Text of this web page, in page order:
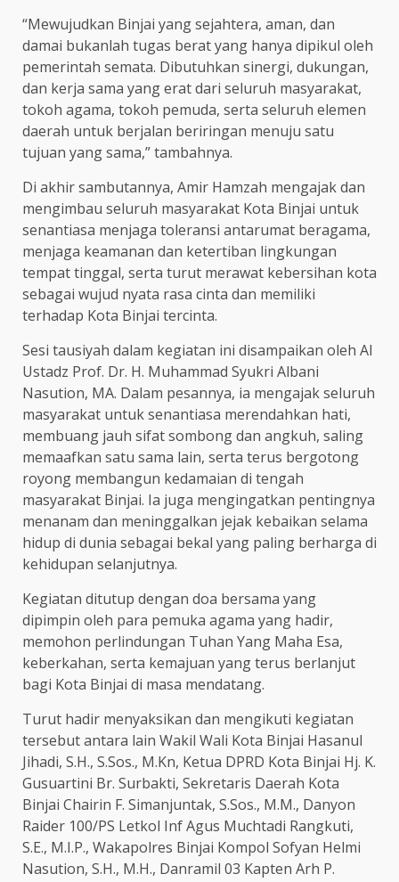
“Mewujudkan Binjai yang sejahtera, aman, dan
damai bukanlah tugas berat yang hanya dipikul oleh
pemerintah semata. Dibutuhkan sinergi, dukungan,
dan kerja sama yang erat dari seluruh masyarakat,
tokoh agama, tokoh pemuda, serta seluruh elemen
daerah untuk berjalan beriringan menuju satu
tujuan yang sama,” tambahnya.
Di akhir sambutannya, Amir Hamzah mengajak dan
mengimbau seluruh masyarakat Kota Binjai untuk
senantiasa menjaga toleransi antarumat beragama,
menjaga keamanan dan ketertiban lingkungan
tempat tinggal, serta turut merawat kebersihan kota
sebagai wujud nyata rasa cinta dan memiliki
terhadap Kota Binjai tercinta.
Sesi tausiyah dalam kegiatan ini disampaikan oleh Al
Ustadz Prof. Dr. H. Muhammad Syukri Albani
Nasution, MA. Dalam pesannya, ia mengajak seluruh
masyarakat untuk senantiasa merendahkan hati,
membuang jauh sifat sombong dan angkuh, saling
memaafkan satu sama lain, serta terus bergotong
royong membangun kedamaian di tengah
masyarakat Binjai. Ia juga mengingatkan pentingnya
menanam dan meninggalkan jejak kebaikan selama
hidup di dunia sebagai bekal yang paling berharga di
kehidupan selanjutnya.
Kegiatan ditutup dengan doa bersama yang
dipimpin oleh para pemuka agama yang hadir,
memohon perlindungan Tuhan Yang Maha Esa,
keberkahan, serta kemajuan yang terus berlanjut
bagi Kota Binjai di masa mendatang.
Turut hadir menyaksikan dan mengikuti kegiatan
tersebut antara lain Wakil Wali Kota Binjai Hasanul
Jihadi, S.H., S.Sos., M.Kn, Ketua DPRD Kota Binjai Hj. K.
Gusuartini Br. Surbakti, Sekretaris Daerah Kota
Binjai Chairin F. Simanjuntak, S.Sos., M.M., Danyon
Raider 100/PS Letkol Inf Agus Muchtadi Rangkuti,
S.E., M.I.P., Wakapolres Binjai Kompol Sofyan Helmi
Nasution, S.H., M.H., Danramil 03 Kapten Arh P.